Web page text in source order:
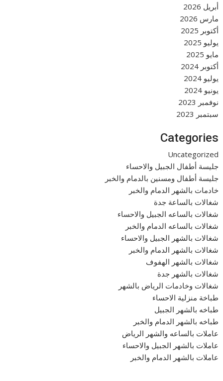
أبريل 2026
مارس 2026
أكتوبر 2025
يوليو 2025
مايو 2025
أكتوبر 2024
يوليو 2024
يونيو 2024
نوفمبر 2023
سبتمبر 2023
Categories
Uncategorized
جليسة أطفال الجبيل والاحساء
جليسة أطفال ومسنين بالدمام والخبر
خادمات بالشهر الدمام والخبر
شغالات بالساعة جدة
شغالات بالساعه الجبيل والاحساء
شغالات بالساعه الدمام والخبر
شغالات بالشهر الجبيل والاحساء
شغالات بالشهر الدمام والخبر
شغالات بالشهر الهفوف
شغالات بالشهر جدة
شغالات وخادمات الرياض بالشهر
طباخة منزلية الاحساء
طباخه بالشهر الجبيل
طباخه بالشهر الدمام والخبر
عاملات بالساعه والشهر الرياض
عاملات بالشهر الجبيل والاحساء
عاملات بالشهر الدمام والخبر